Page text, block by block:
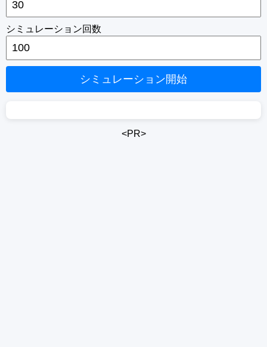
〜
※暴落年は入力値をマイナス年利として適用（例：20% → -20%年利）
シミュレーション回数
シミュレーション開始
<PR>